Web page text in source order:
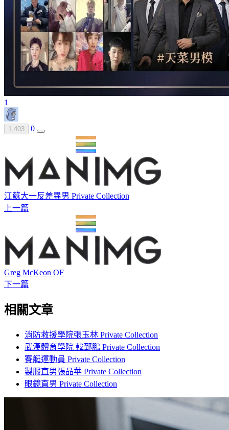
1
1,403 0
江蘇大一反差異男 Private Collection
上一篇
Greg McKeon OF
下一篇
相關文章
消防救援學院張玉林 Private Collection
武漢體育學院 韓郅鵬 Private Collection
賽艇運動員 Private Collection
製服直男張品華 Private Collection
眼鏡直男 Private Collection